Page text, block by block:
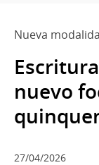
Nueva
nuevo
27/04/2026